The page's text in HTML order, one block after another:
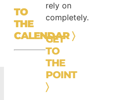
TO
THE
CALENDAR〉
rely on
completely.
GET
TO
THE
POINT
〉